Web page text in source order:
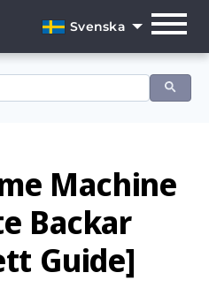
Svenska
English
Français
Italiano
Nederlands
Machine
Backar
Guide]